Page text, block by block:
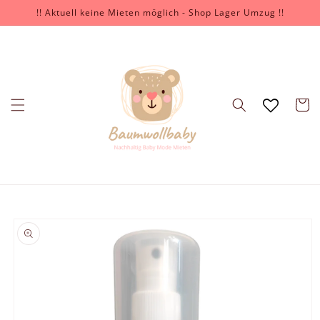
İçeriğe
atla
!! Aktuell keine Mieten möglich - Shop Lager Umzug !!
Sepet
bilgisine
atla